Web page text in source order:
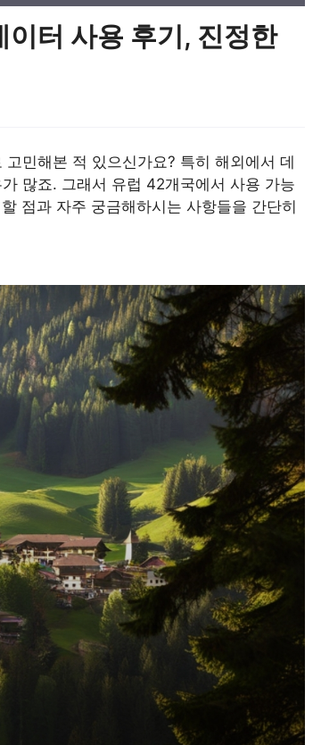
터 사용 후기, 진정한
민해본 적 있으신가요? 특히 해외에서 데
많죠. 그래서 유럽 42개국에서 사용 가능
점과 자주 궁금해하시는 사항들을 간단히